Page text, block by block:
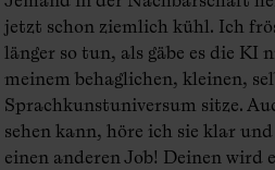
jetzt schon ziemlich kühl. Ich
länger so tun, als gäbe es die
meinem behaglichen, kleinen,
Sprachkunstuniversum sitze.
sehen kann, höre ich sie klar
einen anderen Job! Deinen wird